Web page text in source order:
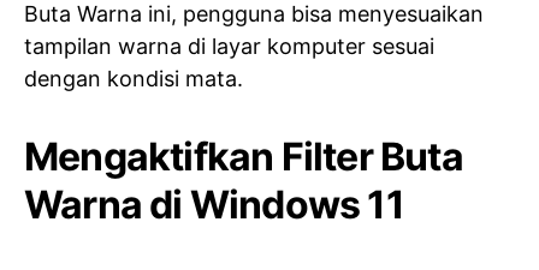
Buta Warna ini, pengguna bisa menyesuaikan
tampilan warna di layar komputer sesuai
dengan kondisi mata.
Mengaktifkan Filter Buta
Warna di Windows 11